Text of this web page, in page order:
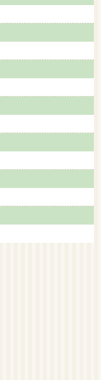
ジ
ぜひご来店ください。
ジ
350円のところ≪280円≫と
ジ
催。イチゴ1パック500円
だろう「いちご（とちおと